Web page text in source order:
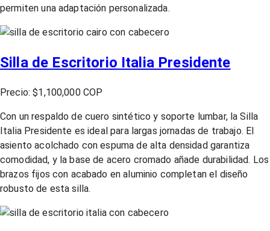
permiten una adaptación personalizada.
Silla de Escritorio Italia Presidente
Precio: $1,100,000 COP
Con un respaldo de cuero sintético y soporte lumbar, la Silla
Italia Presidente es ideal para largas jornadas de trabajo. El
asiento acolchado con espuma de alta densidad garantiza
comodidad, y la base de acero cromado añade durabilidad. Los
brazos fijos con acabado en aluminio completan el diseño
robusto de esta silla.